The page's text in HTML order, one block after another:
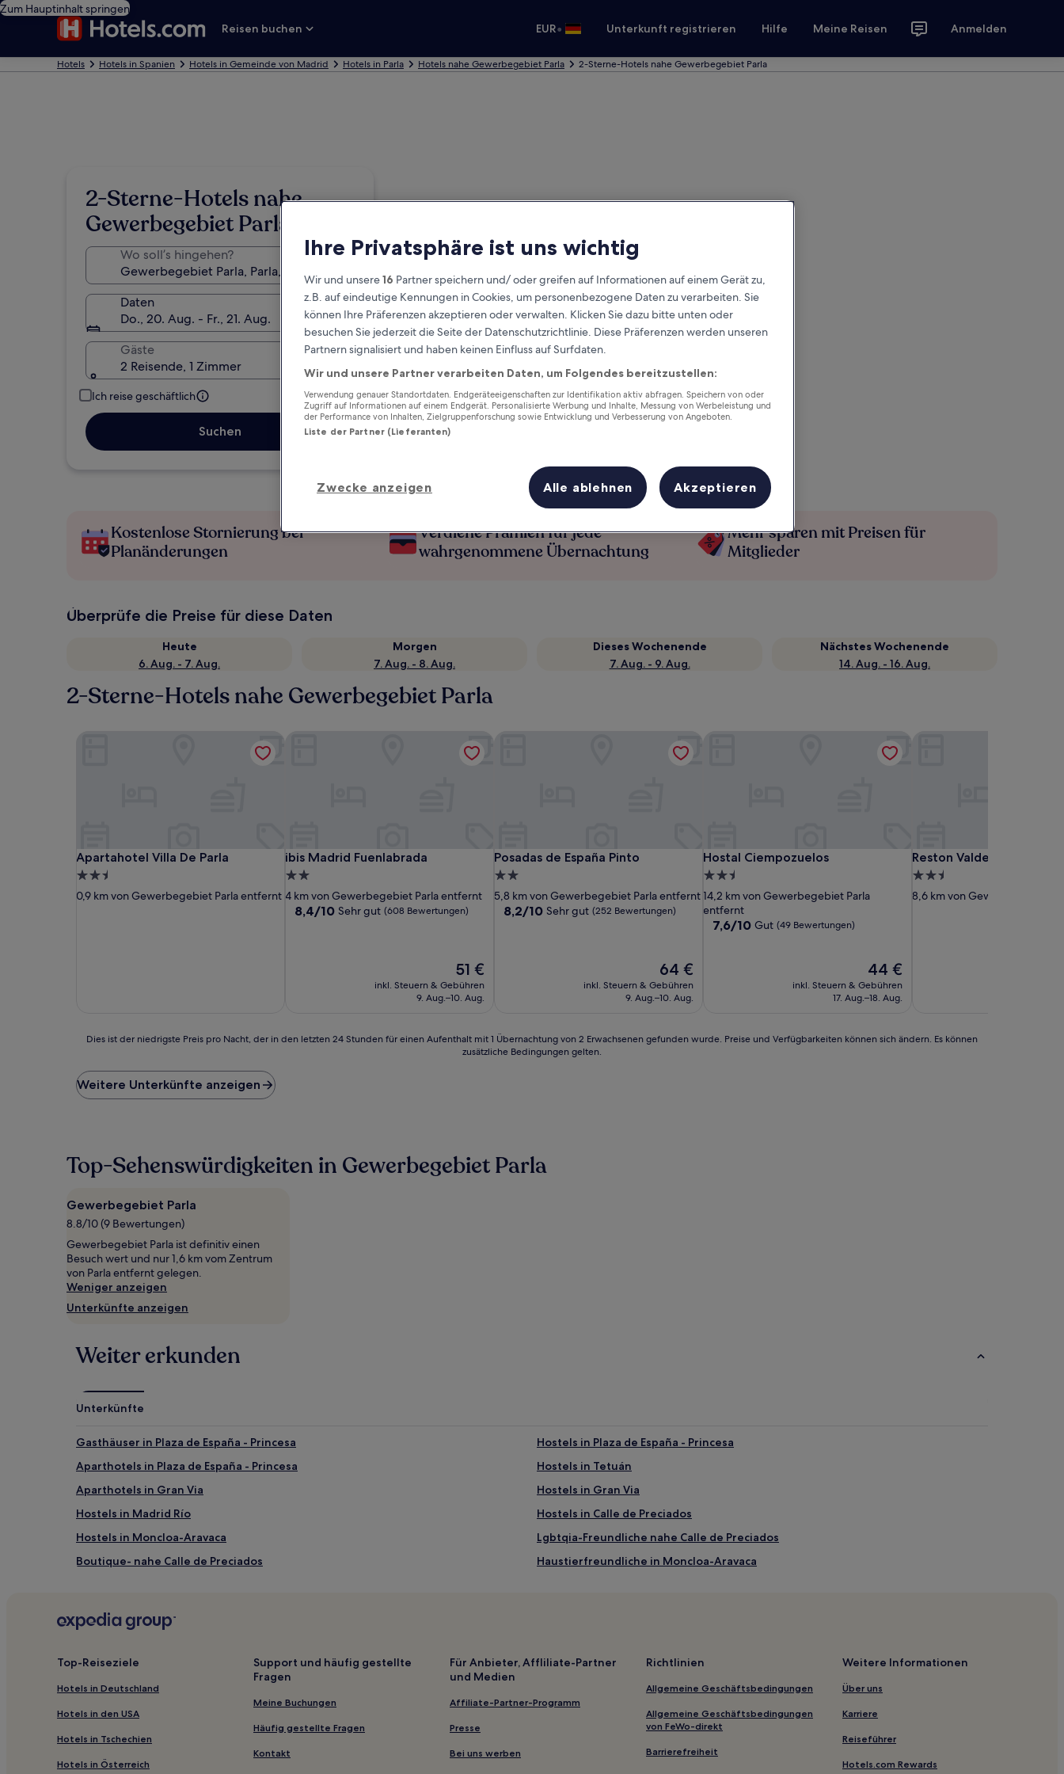
Zum Hauptinhalt springen
Reisen buchen
EUR• Unterkunft registrieren Hilfe Meine Reisen Anmelden
Hotels Hotels in Spanien Hotels in Gemeinde von Madrid Hotels in Parla Hotels nahe Gewerbegebiet Parla 2-Sterne-Hotels nahe Gewerbegebiet Parla
2-Sterne-Hotels nahe
Gewerbegebiet Parla
Wo soll’s hingehen?
Daten
Do., 20. Aug. - Fr., 21. Aug.
Gäste
2 Reisende, 1 Zimmer
Ich reise geschäftlich
Suchen
Kostenlose Stornierung bei
Planänderungen
Verdiene Prämien für jede
wahrgenommene Übernachtung
Mehr sparen mit Preisen für
Mitglieder
Überprüfe die Preise für diese Daten
Heute
6. Aug. - 7. Aug.
Morgen
7. Aug. - 8. Aug.
Dieses Wochenende
7. Aug. - 9. Aug.
Nächstes Wochenende
14. Aug. - 16. Aug.
2-Sterne-Hotels nahe Gewerbegebiet Parla
Apartahotel Villa De Parla
Apartahotel Villa De Parla
2.5-
Sterne-
0,9 km von Gewerbegebiet Parla entfernt
ibis Madrid Fuenlabrada
ibis Madrid Fuenlabrada
2.0-
Sterne-
Unterkunft
4 km von Gewerbegebiet Parla entfernt
8.4
8,4/10 Sehr gut (608 Bewertungen)
Der
Preis
beträgt
51 €
inkl. Steuern & Gebühren
9. Aug.–10. Aug.
Posadas de España Pinto
Posadas de España Pinto
2.0-
Sterne-
Unterkunft
5,8 km von Gewerbegebiet Parla entfernt
8.2
8,2/10 Sehr gut (252 Bewertungen)
Der
Preis
beträgt
64 €
inkl. Steuern & Gebühren
9. Aug.–10. Aug.
Hostal Ciempozuelos
Hostal Ciempozuelos
2.5-
Sterne-
Unterkunft
14,2 km von Gewerbegebiet Parla
entfernt
7.6
7,6/10 Gut (49 Bewertungen)
Der
Preis
beträgt
44 €
inkl. Steuern & Gebühren
17. Aug.–18. Aug.
Reston Valdemoro
Reston Valdemoro
2.5-
Sterne-
8,6 km von Gewerbegebiet
Dies
niedrigste
Preis
den
letzten
für
einen
Aufenthalt
mit
1 Übernachtung
von
2 Erwachsenen
gefunden
und
Verfügbarkeiten
sich
ändern.
können
zusätzliche
Bedingungen
Dies ist der niedrigste Preis pro Nacht, der in den letzten 24 Stunden für einen Aufenthalt mit 1 Übernachtung von 2 Erwachsenen gefunden wurde. Preise und Verfügbarkeiten können sich ändern. Es können
zusätzliche Bedingungen gelten.
Weitere Unterkünfte anzeigen
Top-Sehenswürdigkeiten in Gewerbegebiet Parla
Gewerbegebiet Parla
8.8/10 (9 Bewertungen)
Gewerbegebiet Parla ist definitiv einen
Besuch wert und nur 1,6 km vom Zentrum
von Parla entfernt gelegen.
Weniger anzeigen
Unterkünfte anzeigen
Weiter erkunden
Unterkünfte
Gasthäuser in Plaza de España - Princesa
Hostels in Plaza de España - Princesa
Aparthotels in Plaza de España - Princesa
Hostels in Tetuán
Aparthotels in Gran Via
Hostels in Gran Via
Hostels in Madrid Río
Hostels in Calle de Preciados
Hostels in Moncloa-Aravaca
Lgbtqia-Freundliche nahe Calle de Preciados
Boutique- nahe Calle de Preciados
Haustierfreundliche in Moncloa-Aravaca
Hotels mit Parkplatz in Gemeinde von Madrid
Hotels mit Wellnessbereich nahe Gran Via
Hotels mit Shoppingmöglichkeit nahe Gran Via
Günstige in Casa de Campo
Haustierfreundliche in Casa de Campo
Boutique- in Casa de Campo
Lgbtqia-Freundliche in Barrio de las Letras
Top-Reiseziele
Hotels in Deutschland
Hotels in den USA
Hotels in Tschechien
Hotels in Österreich
Support und häufig gestellte
Fragen
Meine Buchungen
Häufig gestellte Fragen
Kontakt
Für Anbieter, Affliliate-Partner
und Medien
Affiliate-Partner-Programm
Presse
Bei uns werben
Richtlinien
Allgemeine Geschäftsbedingungen
Allgemeine Geschäftsbedingungen
von FeWo-direkt
Barrierefreiheit
Weitere Informationen
Über uns
Karriere
Reiseführer
Hotels.com Rewards
Ihre Privatsphäre ist uns wichtig
Wir und unsere16 Partner speichern und/ oder greifen auf Informationen auf einem Gerät zu,
z.B. auf eindeutige Kennungen in Cookies, um personenbezogene Daten zu verarbeiten. Sie
können Ihre Präferenzen akzeptieren oder verwalten. Klicken Sie dazu bitte unten oder
besuchen Sie jederzeit die Seite der Datenschutzrichtlinie. Diese Präferenzen werden unseren
Partnern signalisiert und haben keinen Einfluss auf Surfdaten.
Wir und unsere Partner verarbeiten Daten, um Folgendes bereitzustellen:
Verwendung genauer Standortdaten. Endgeräteeigenschaften zur Identifikation aktiv abfragen. Speichern von oder
Zugriff auf Informationen auf einem Endgerät. Personalisierte Werbung und Inhalte, Messung von Werbeleistung und
der Performance von Inhalten, Zielgruppenforschung sowie Entwicklung und Verbesserung von Angeboten.
Liste der Partner (Lieferanten)
Zwecke anzeigen Alle ablehnen Akzeptieren